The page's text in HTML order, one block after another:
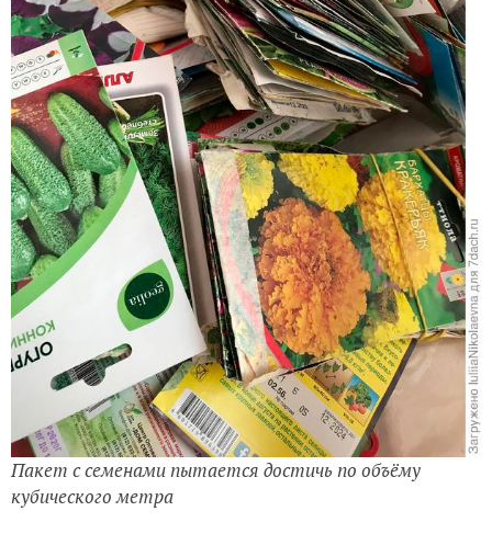
Пакет с семенами пытается достичь по объёму
кубического метра